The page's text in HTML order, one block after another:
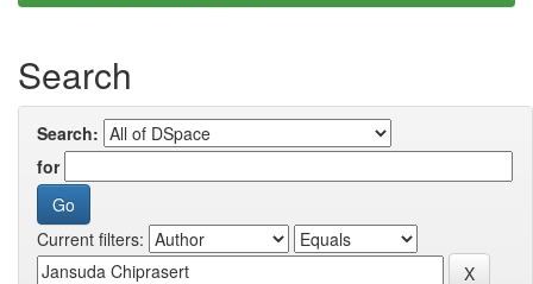
Search
Search:
for
Current filters: